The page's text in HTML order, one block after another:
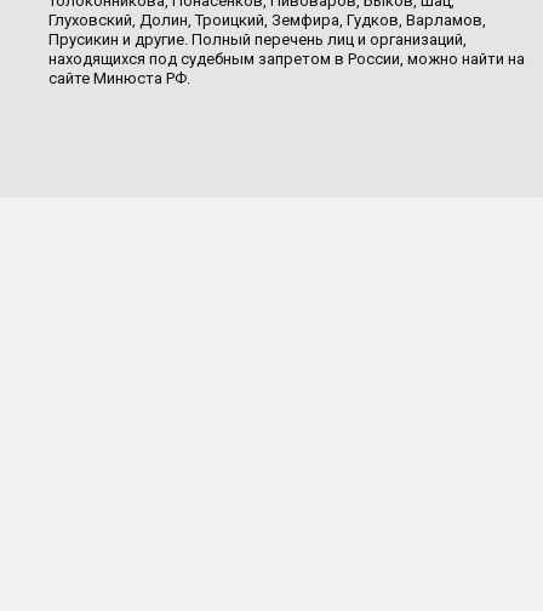
Глуховский, Долин, Троицкий, Земфира, Гудков, Варламов,
Прусикин и другие. Полный перечень лиц и организаций,
находящихся под судебным запретом в России, можно найти на
сайте Минюста РФ.